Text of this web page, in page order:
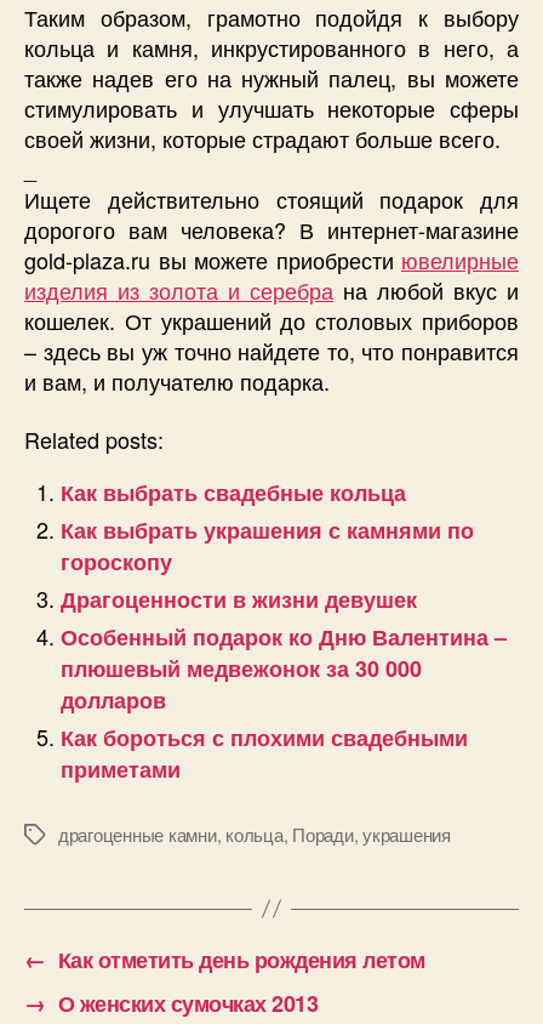
Таким образом, грамотно подойдя к выбору
кольца и камня, инкрустированного в него, а
также надев его на нужный палец, вы можете
стимулировать и улучшать некоторые сферы
своей жизни, которые страдают больше всего.
Ищете действительно стоящий подарок для
дорогого вам человека? В интернет-магазине
gold-plaza.ru вы можете приобрести ювелирные
изделия из золота и серебра на любой вкус и
кошелек. От украшений до столовых приборов
– здесь вы уж точно найдете то, что понравится
и вам, и получателю подарка.
Related posts:
Как выбрать свадебные кольца
Как выбрать украшения с камнями по
гороскопу
Драгоценности в жизни девушек
Особенный подарок ко Дню Валентина –
плюшевый медвежонок за 30 000
долларов
Как бороться с плохими свадебными
приметами
Позначкидрагоценные камни, кольца, Поради,украшения
← Как отметить день рождения летом
→ О женских сумочках 2013